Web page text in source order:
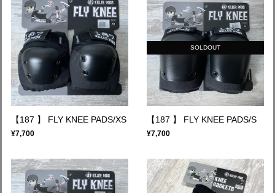
【187 】 FLY KNEE PADS/XS
¥7,700
SOLDOUT
【187 】 FLY KNEE PADS/S
¥7,700